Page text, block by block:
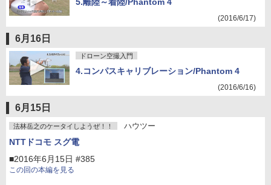
(2016/6/17)
6月16日
ドローン空撮入門
4.コンパスキャリブレーション/Phantom 4
(2016/6/16)
6月15日
法林岳之のケータイしようぜ！！ ハウツー
NTTドコモ スグ電
■2016年6月15日 #385
この回の本編を見る